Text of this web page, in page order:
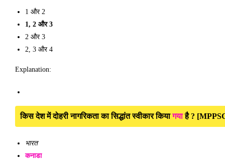
1 और 2
1, 2 और 3
2 और 3
2, 3 और 4
Explanation:
किस देश में दोहरी नागरिकता का सिद्धांत स्वीकार कियागयाहै ?
भारत
कनाडा